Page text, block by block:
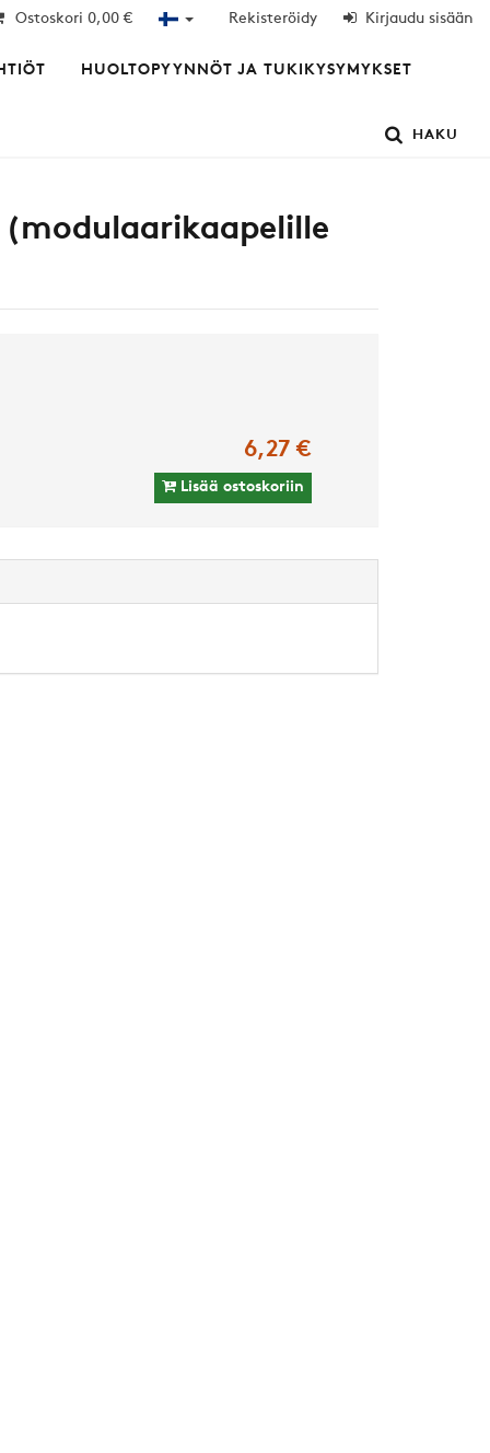
Ostoskori 0,00 € Rekisteröidy Kirjaudu sisään
HUOLTOPYYNNÖT JA TUKIKYSYMYKSET
HAKU
6,27 €
Lisää ostoskoriin